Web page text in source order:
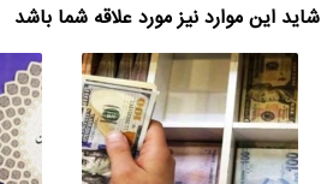
شاید این موارد نیز مورد علاقه شما باشد